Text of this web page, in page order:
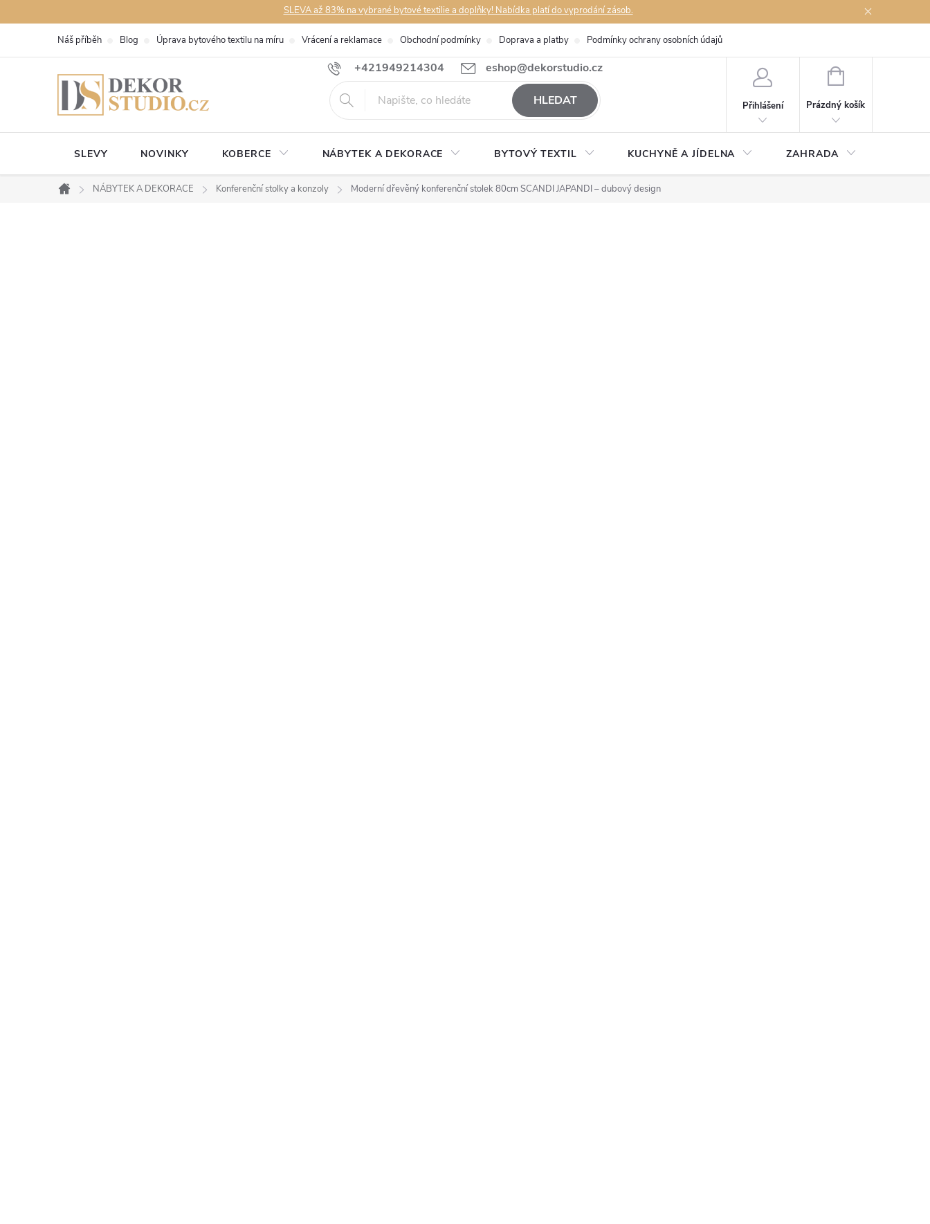
na
SLEVA až 83% na vybrané bytové textilie a doplňky! Nabídka platí do vyprodání zásob.
+421949214304 eshop@dekorstudio.cz
Náš příběh Blog Úprava bytového textilu na míru Vrácení a reklamace Obchodní podmínky Doprava a platby Podmínky ochrany osobních údajů
HLEDAT Přihlášení
NÁKUPNÍ
Prázdný košík
SLEVY NOVINKY KOBERCE NÁBYTEK A DEKORACE BYTOVÝ TEXTIL KUCHYNĚ A JÍDELNA ZAHRADA
Domů
NÁBYTEK A DEKORACE Konferenční stolky a konzoly Moderní dřevěný konferenční stolek 80cm SCANDI JAPANDI – dubový design